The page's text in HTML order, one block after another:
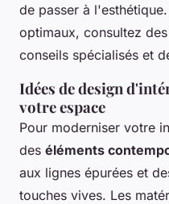
de passer à
optimaux, consultez
conseils spécialisés et
Idées de design
votre espace
Pour moderniser votre
des éléments
aux lignes épurées et
touches vives. Les